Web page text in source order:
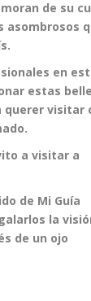
de su
asombrosos
en
estas
querer visitar
a visitar a
de Mi Guía
la
de un ojo